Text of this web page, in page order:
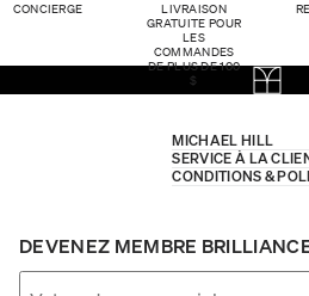
CONCIERGE
LIVRAISON
GRATUITE POUR
LES
COMMANDES
DE PLUS DE 100
$
MICHAEL HILL
SERVICE À LA
CONDITIONS &
DEVENEZ MEMBRE